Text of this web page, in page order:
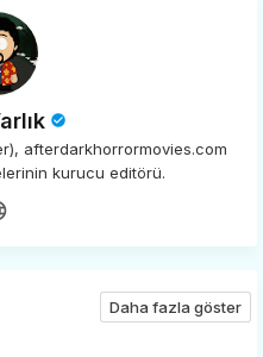
afterdarkhorrormovies.com
kurucu editörü.
Daha fazla göster